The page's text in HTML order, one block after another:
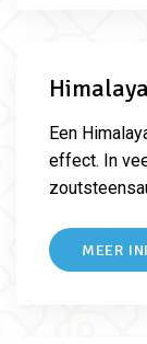
Een
effect. In
MEER